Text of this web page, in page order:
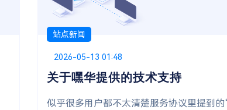
站点新闻
Posted on
2025-12-28 19:14
深圳电信宝塔虚拟主机 正式上线！
全选上架 深圳电信节点 的宝塔虚拟主机